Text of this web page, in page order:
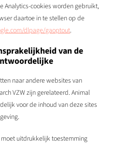
Analytics-cookies worden gebruikt,
daartoe in te stellen op de
dlpage/gaoptout.
van de
naar andere websites van
VZW zijn gerelateerd. Animal
voor de inhoud van deze sites
uitdrukkelijk toestemming